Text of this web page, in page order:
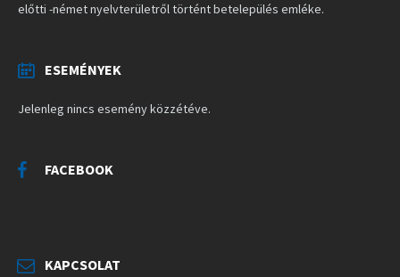
előtti -német nyelvterületről történt betelepülés emléke.
ESEMÉNYEK
Jelenleg nincs esemény közzétéve.
FACEBOOK
KAPCSOLAT